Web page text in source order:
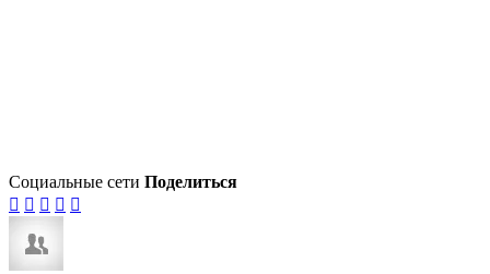
Социальные сети Поделиться
    